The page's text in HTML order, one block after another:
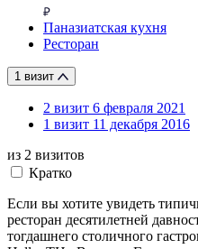
Паназиатская кухня
Ресторан
1 визит
2 визит 6 февраля 2021
1 визит 11 декабря 2016
из 2 визитов
Кратко
Если вы хотите увидеть
ресторан десятилетней
тогдашнего столичного